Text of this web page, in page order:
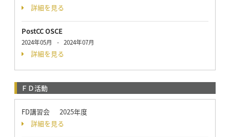
詳細を見る
PostCC OSCE
2024年05月 - 2024年07月
詳細を見る
ＦＤ活動
FD講習会 2025年度
詳細を見る